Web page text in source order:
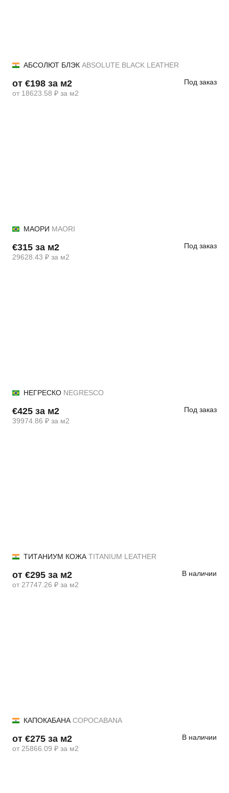
АБСОЛЮТ БЛЭК ABSOLUTE BLACK LEATHER
от €198 за м2
от 18623.58 ₽ за м2
Под заказ
МАОРИ MAORI
€315 за м2
29628.43 ₽ за м2
Под заказ
НЕГРЕСКО NEGRESCO
€425 за м2
39974.86 ₽ за м2
Под заказ
ТИТАНИУМ КОЖА TITANIUM LEATHER
от €295 за м2
от 27747.26 ₽ за м2
В наличии
КАПОКАБАНА COPOCABANA
от €275 за м2
от 25866.09 ₽ за м2
В наличии